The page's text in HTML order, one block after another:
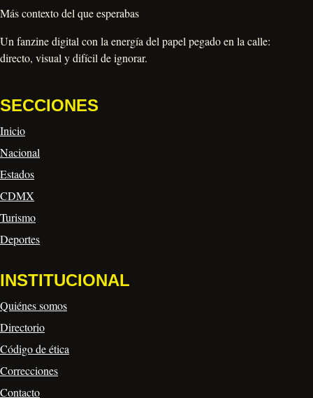
Más contexto del que esperabas
Un fanzine digital con la energía del papel pegado en la calle:
directo, visual y difícil de ignorar.
SECCIONES
Inicio
Nacional
Estados
CDMX
Turismo
Deportes
INSTITUCIONAL
Quiénes somos
Directorio
Código de ética
Correcciones
Contacto